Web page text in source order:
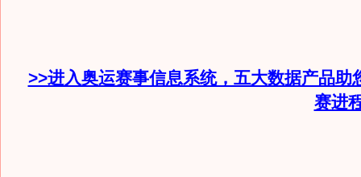
>>进入奥运赛事信息系统，五大数据产品助
赛进